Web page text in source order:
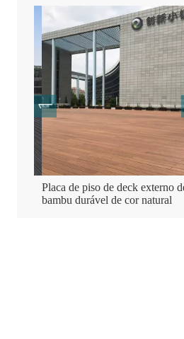
Placa de piso de deck externo de
bambu durável de cor natural